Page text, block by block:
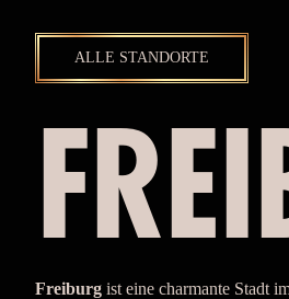
ALLE STANDORTE
Freiburg ist eine charmante Stadt